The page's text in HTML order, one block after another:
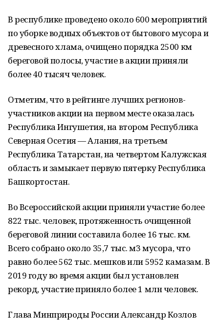
В республике проведено около 600 мероприятий
по уборке водных объектов от бытового мусора и
древесного хлама, очищено порядка 2500 км
береговой полосы, участие в акции приняли
более 40 тысяч человек.
Отметим, что в рейтинге лучших регионов-
участников акции на первом месте оказалась
Республика Ингушетия, на втором Республика
Северная Осетия — Алания, на третьем
Республика Татарстан, на четвертом Калужская
область и замыкает первую пятерку Республика
Башкортостан.
Во Всероссийской акции приняли участие более
822 тыс. человек, протяженность очищенной
береговой линии составила более 16 тыс. км.
Всего собрано около 35,7 тыс. м3 мусора, что
равно более 562 тыс. мешков или 5952 камазам. В
2019 году во время акции был установлен
рекорд, участие приняло более 1 млн человек.
Глава Минприроды России Александр Козлов